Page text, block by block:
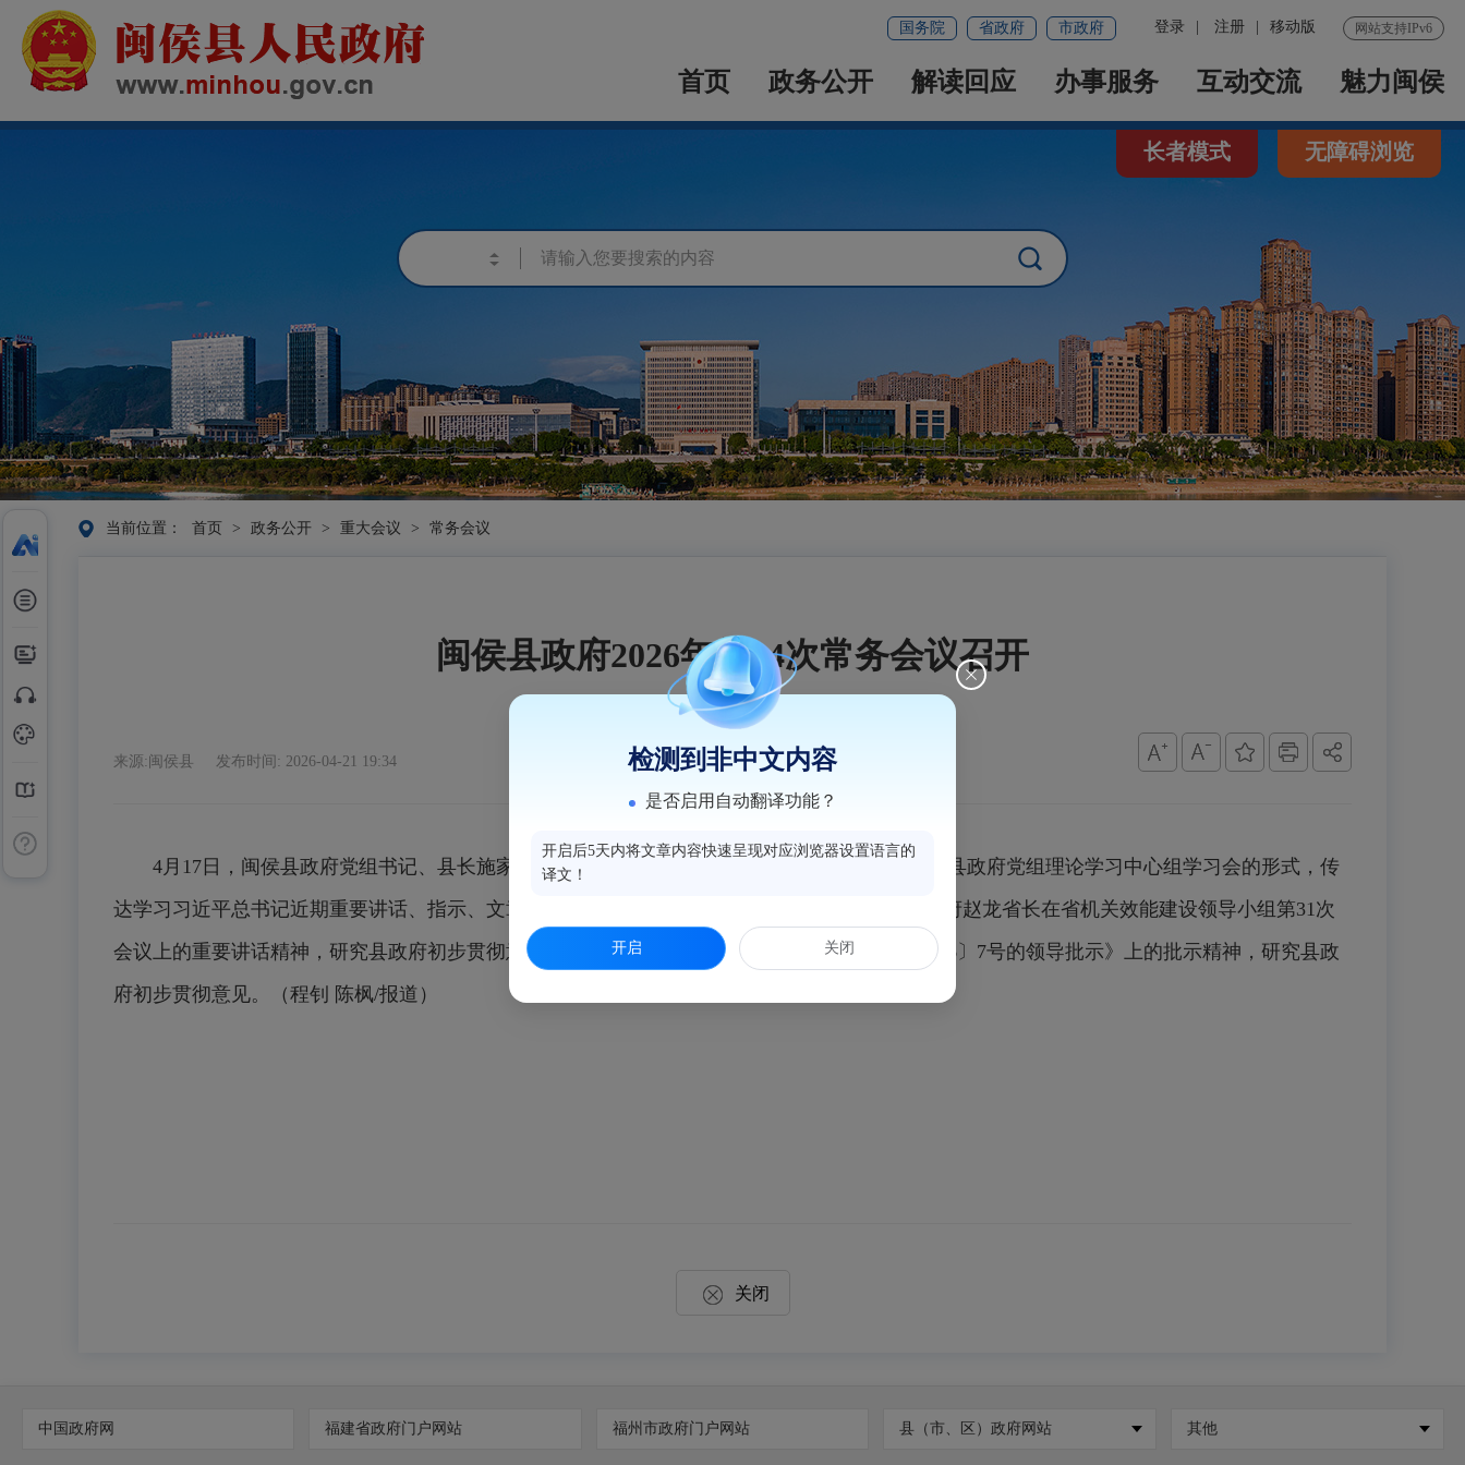
网站支持IPv6
登录 注册 移动版
国务院 省政府 市政府
首页 政务公开 解读回应 办事服务 互动交流 魅力闽侯
长者模式 无障碍浏览
当前位置： 首页 > 政务公开 > 重大会议 > 常务会议
闽侯县政府2026年第14次常务会议召开
来源:闽侯县 发布时间: 2026-04-21 19:34
4月17日，闽侯县政府党组书记、县长施家雄主持召开县政府2026年第14次常务会议。会议以县政府党组理论学习中心组学习会的形式，传
达学习习近平总书记近期重要讲话、指示、文章精神， 研究县政府初步贯彻意见；传达学习省政府赵龙省长在省机关效能建设领导小组第31次
会议上的重要讲话精神，研究县政府初步贯彻意见；传达学习吴贤德市长在《关于中办发电〔2026〕7号的领导批示》上的批示精神，研究县政
府初步贯彻意见。（程钊 陈枫/报道）
关闭
中国政府网 福建省政府门户网站 福州市政府门户网站 县（市、区）政府网站 其他
检测到非中文内容
是否启用自动翻译功能？
开启后5天内将文章内容快速呈现对应浏览器设置语言的
译文！
开启 关闭